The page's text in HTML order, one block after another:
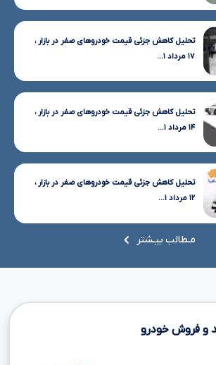
تحلیل کاهش جزئی قیمت خودروهای صفر در بازار ،
۱۷ مرداد ۱...
تحلیل کاهش جزئی قیمت خودروهای صفر در بازار ،
۱۴ مرداد ۱...
تحلیل کاهش جزئی قیمت خودروهای صفر در بازار ،
۱۲ مرداد ۱...
مـطالب بیـشتر
و فروش خودرو